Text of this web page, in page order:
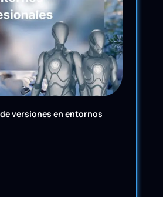
versiones en entornos